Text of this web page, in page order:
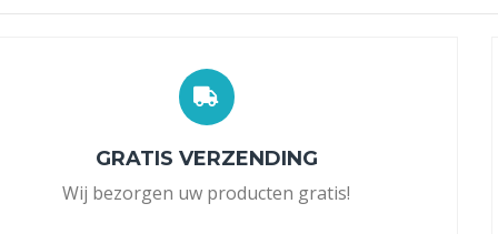
GRATIS VERZENDING
Wij bezorgen uw producten gratis!